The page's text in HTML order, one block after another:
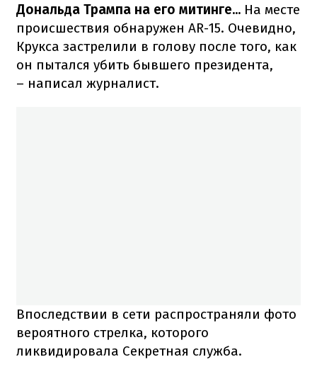
Дональда Трампа на его митинге... На месте
происшествия обнаружен AR-15. Очевидно,
Крукса застрелили в голову после того, как
он пытался убить бывшего президента,
– написал журналист.
Впоследствии в сети распространяли фото
вероятного стрелка, которого
ликвидировала Секретная служба.